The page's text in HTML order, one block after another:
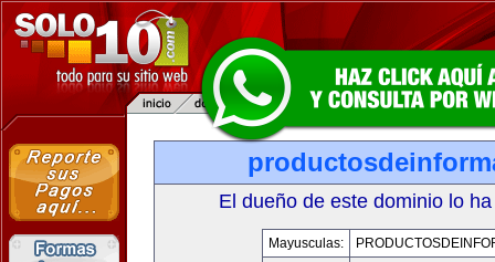
El dueño de este dominio lo
Mayusculas: